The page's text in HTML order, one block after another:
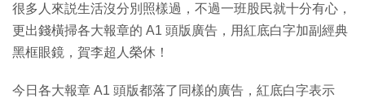
很多人來説生活沒分別照樣過，不過一班股民就十分有心，
更出錢橫掃各大報章的 A1 頭版廣告，用紅底白字加副經典
黑框眼鏡，賀李超人榮休！
今日各大報章 A1 頭版都落了同樣的廣告，紅底白字表示